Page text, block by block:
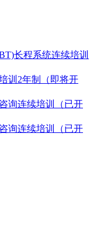
长程系统连续培训
训2年制（即将开
询连续培训（已开
询连续培训（已开